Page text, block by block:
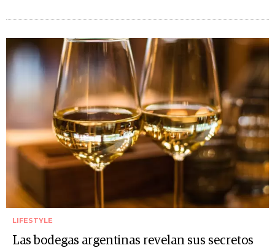
LIFESTYLE
Las bodegas argentinas revelan sus secretos